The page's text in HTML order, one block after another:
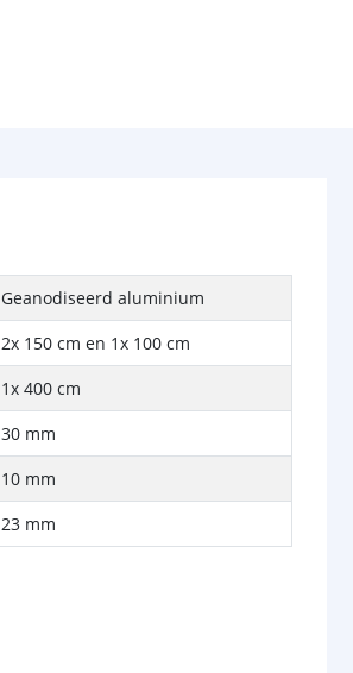
Geanodiseerd aluminium
2x 150 cm en 1x 100 cm
1x 400 cm
30 mm
10 mm
23 mm